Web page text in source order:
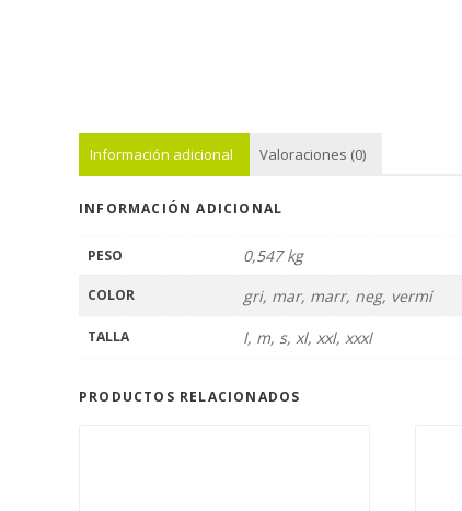
Información adicional Valoraciones (0)
INFORMACIÓN ADICIONAL
PESO 0,547 kg
COLOR gri, mar, marr, neg, vermi
TALLA l, m, s, xl, xxl, xxxl
PRODUCTOS RELACIONADOS